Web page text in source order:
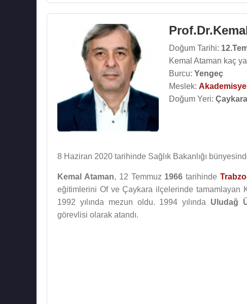
Doğum Tarihi:
Kemal Ataman kaç
Burcu: Yengeç
Meslek:
Doğum Yeri:
8 Haziran 2020 tarihinde Sağlık Bakanlığı
Kemal Ataman, 12 Temmuz 1966 tarihinde
eğitimlerini Of ve Çaykara ilçelerinde tamamlayan
1992 yılında mezun oldu. 1994 yılında Uludağ
görevlisi olarak atandı.